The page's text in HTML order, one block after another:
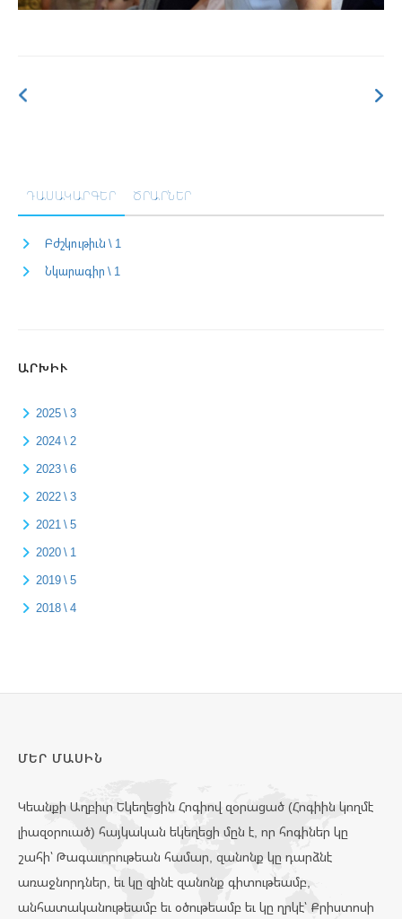
ԴԱՍԱԿԱՐԳԵՐ ԾՐԱՐՆԵՐ
Բժշկութիւն \ 1
Նկարագիր \ 1
ԱՐԽԻՒ
2025 \ 3
2024 \ 2
2023 \ 6
2022 \ 3
2021 \ 5
2020 \ 1
2019 \ 5
2018 \ 4
ՄԵՐ ՄԱՍԻՆ
Կեանքի Աղբիւր Եկեղեցին Հոգիով զօրացած (Հոգիին կողմէ
լիազօրուած) հայկական եկեղեցի մըն է, որ հոգիներ կը
շահի՝ Թագաւորութեան համար, զանոնք կը դարձնէ
առաջնորդներ, եւ կը զինէ զանոնք գիտութեամբ,
անհատականութեամբ եւ օծութեամբ եւ կը ղրկէ՝ Քրիստոսի